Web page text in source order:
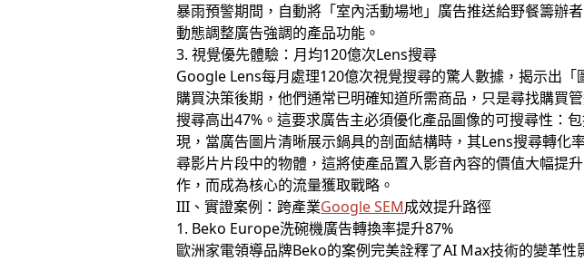
暴雨預警期間，自動將「室內活動場地」廣告推送給野餐籌辦
動態調整廣告強調的產品功能。
3. 視覺優先體驗：月均120億次Lens搜尋
Google Lens每月處理120億次視覺搜尋的驚人數據，揭示出
購買決策後期，他們通常已明確知道所需商品，只是尋找購買
搜尋高出47%。這要求廣告主必須優化產品圖像的可搜尋性：
現，當廣告圖片清晰展示鍋具的剖面結構時，其Lens搜尋轉
尋影片片段中的物體，這將使產品置入影音內容的價值大幅提
作，而成為核心的流量獲取戰略。
III、實證案例：跨產業Google SEM成效提升路徑
1. Beko Europe洗碗機廣告轉換率提升87%
歐洲家電領導品牌Beko的案例完美詮釋了AI Max技術的變革